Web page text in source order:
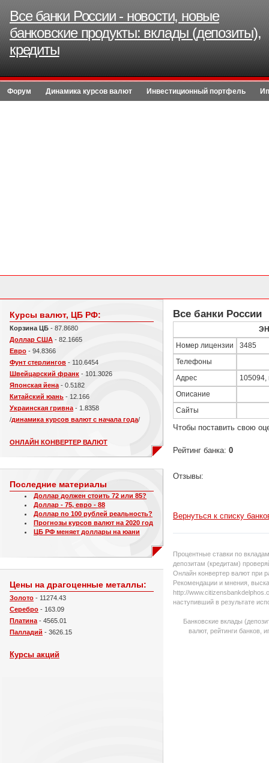
Все банки России - новости, новые
банковские продукты: вклады (депозиты),
кредиты
Форум Динамика курсов валют Инвестиционный портфель
Курсы валют, ЦБ РФ:
Корзина ЦБ - 87.8680
Доллар США - 82.1665
Евро - 94.8366
Фунт стерлингов - 110.6454
Швейцарский франк - 101.3026
Японская йена - 0.5182
Китайский юань - 12.166
Украинская гривна - 1.8358
/динамика курсов валют с начала года/
ОНЛАЙН КОНВЕРТЕР ВАЛЮТ
Последние материалы
Доллар должен стоить 72 или 85?
Доллар - 75, евро - 88
Доллар по 100 рублей реальность?
Прогнозы курсов валют на 2020 год
ЦБ РФ меняет доллары на юани
Цены на драгоценные металлы:
Золото - 11274.43
Серебро - 163.09
Платина - 4565.01
Палладий - 3626.15
Курсы акций
Все банки России
Номер лицензии 3485
Телефоны
Адрес 105094,
Описание
Сайты
Чтобы поставить свою
Рейтинг банка: 0
Отзывы:
Вернуться к списку
Процентные ставки по
депозитам (кредитам)
Онлайн конвертер валют при
Рекомендации и мнения,
http://
наступивший в результате
Банковские вклады
валют, рейтинги банков,